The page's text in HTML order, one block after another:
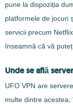
pune la dispoziția
platformele de jocuri
servicii precum
înseamnă că vă
Unde se află
UFO VPN are
multe dintre acestea,